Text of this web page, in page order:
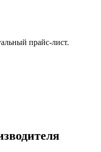
прайс-лист.